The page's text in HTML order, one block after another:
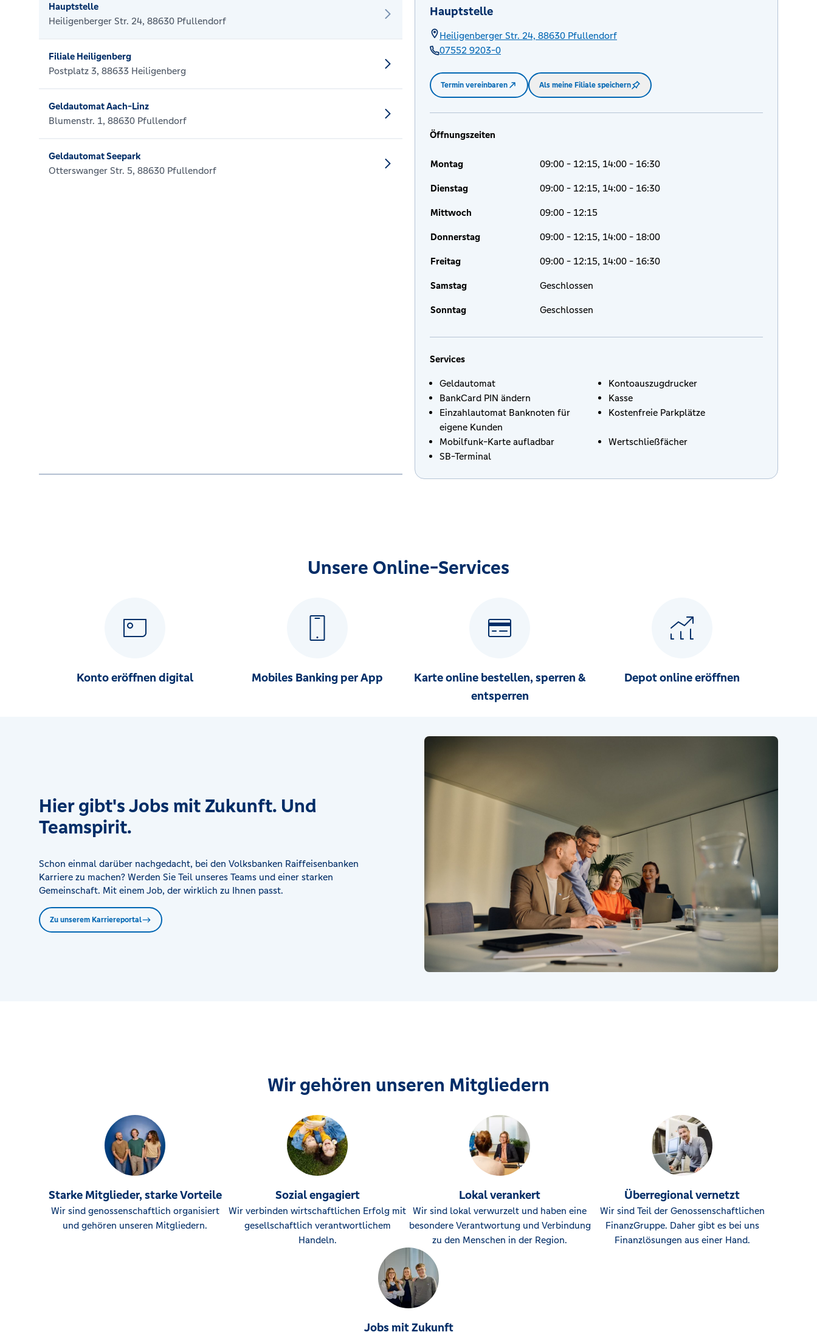
Hauptstelle
Heiligenberger Str. 24, 88630 Pfullendorf
Filiale Heiligenberg
Postplatz 3, 88633 Heiligenberg
Geldautomat Aach-Linz
Blumenstr. 1, 88630 Pfullendorf
Geldautomat Seepark
Otterswanger Str. 5, 88630 Pfullendorf
Hauptstelle
Heiligenberger Str. 24, 88630 Pfullendorf
07552 9203-0
Termin vereinbaren Als meine Filiale speichern
Öffnungszeiten
Montag 09:00 - 12:15, 14:00 - 16:30
Dienstag 09:00 - 12:15, 14:00 - 16:30
Mittwoch 09:00 - 12:15
Donnerstag 09:00 - 12:15, 14:00 - 18:00
Freitag 09:00 - 12:15, 14:00 - 16:30
Samstag Geschlossen
Sonntag Geschlossen
Services
Geldautomat
Kontoauszugdrucker
BankCard PIN ändern
Kasse
Einzahlautomat Banknoten für
eigene Kunden
Kostenfreie Parkplätze
Mobilfunk-Karte aufladbar
Wertschließfächer
SB-Terminal
Unsere Online-Services
Konto eröffnen digital Mobiles Banking per App
Karte online bestellen, sperren &
entsperren
Depot online eröffnen
Hier gibt's Jobs mit Zukunft. Und
Teamspirit.
Schon einmal darüber nachgedacht, bei den Volksbanken Raiffeisenbanken
Karriere zu machen? Werden Sie Teil unseres Teams und einer starken
Gemeinschaft. Mit einem Job, der wirklich zu Ihnen passt.
Zu unserem Karriereportal
Wir gehören unseren Mitgliedern
Starke Mitglieder, starke Vorteile
Wir sind genossenschaftlich organisiert
und gehören unseren Mitgliedern.
Sozial engagiert
Wir verbinden wirtschaftlichen Erfolg mit
gesellschaftlich verantwortlichem
Handeln.
Lokal verankert
Wir sind lokal verwurzelt und haben eine
besondere Verantwortung und Verbindung
zu den Menschen in der Region.
Überregional vernetzt
Wir sind Teil der Genossenschaftlichen
FinanzGruppe. Daher gibt es bei uns
Finanzlösungen aus einer Hand.
Jobs mit Zukunft